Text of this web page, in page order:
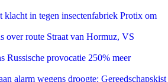
klacht in tegen insectenfabriek Protix om
over route Straat van Hormuz, VS
Russische provocatie 250% meer
alarm wegens droogte: Gereedschapskist